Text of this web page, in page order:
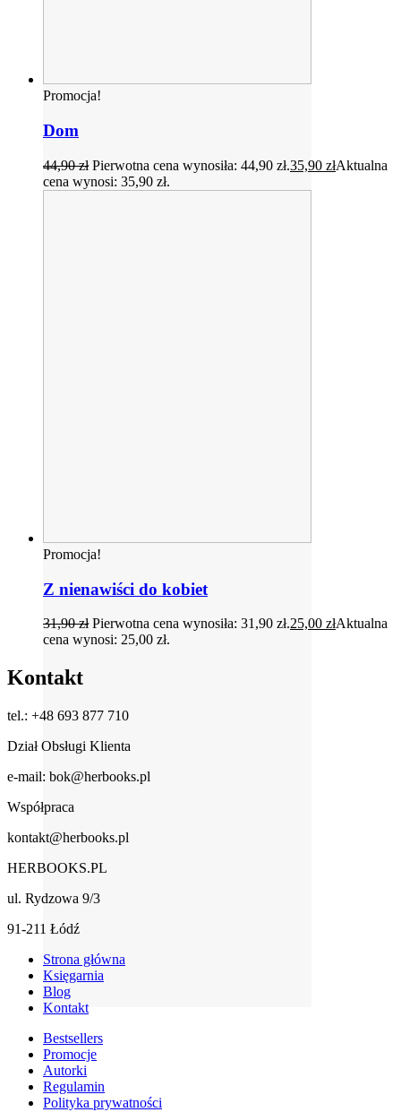
Promocja!
Dom
44,90zł Pierwotna cena wynosiła: 44,90 zł.35,90 złAktualna
cena wynosi: 35,90 zł.
Promocja!
Z nienawiści do kobiet
31,90zł Pierwotna cena wynosiła: 31,90 zł.25,00 złAktualna
cena wynosi: 25,00 zł.
Kontakt
tel.: +48 693 877 710
Dział Obsługi Klienta
e-mail: bok@herbooks.pl
Współpraca
kontakt@herbooks.pl
HERBOOKS.PL
ul. Rydzowa 9/3
91-211 Łódź
Strona główna
Księgarnia
Blog
Kontakt
Bestsellers
Promocje
Autorki
Regulamin
Polityka prywatności